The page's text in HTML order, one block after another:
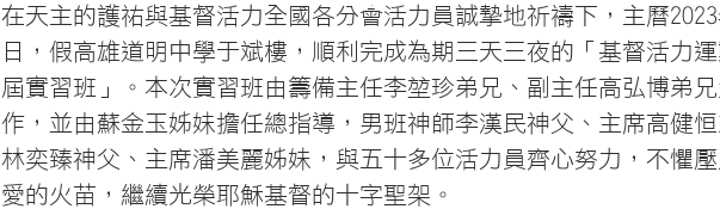
在天主的護祐與基督活力全國各分會活力員誠摯地祈禱下，主曆2023
日，假高雄道明中學于斌樓，順利完成為期三天三夜的「基督活力運
屆實習班」。本次實習班由籌備主任李堃珍弟兄、副主任高弘博弟兄
作，並由蘇金玉姊妹擔任總指導，男班神師李漢民神父、主席高健
林奕臻神父、主席潘美麗姊妹，與五十多位活力員齊心努力，不懼
愛的火苗，繼續光榮耶穌基督的十字聖架。